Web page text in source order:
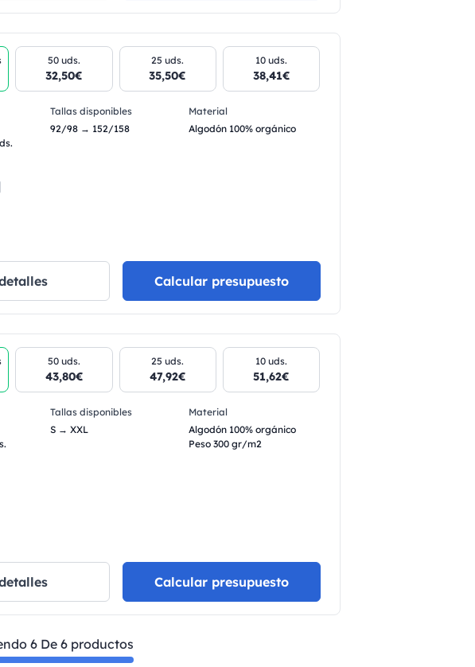
50 uds.
32,50€
25 uds.
35,50€
10 uds.
38,41€
Tallas disponibles
92/98 → 152/158
Material
Algodón 100% orgánico
Calcular presupuesto
50 uds.
43,80€
25 uds.
47,92€
10 uds.
51,62€
Tallas disponibles
S → XXL
Material
Algodón 100% orgánico
Peso 300 gr/m2
Calcular presupuesto
6 De 6 productos